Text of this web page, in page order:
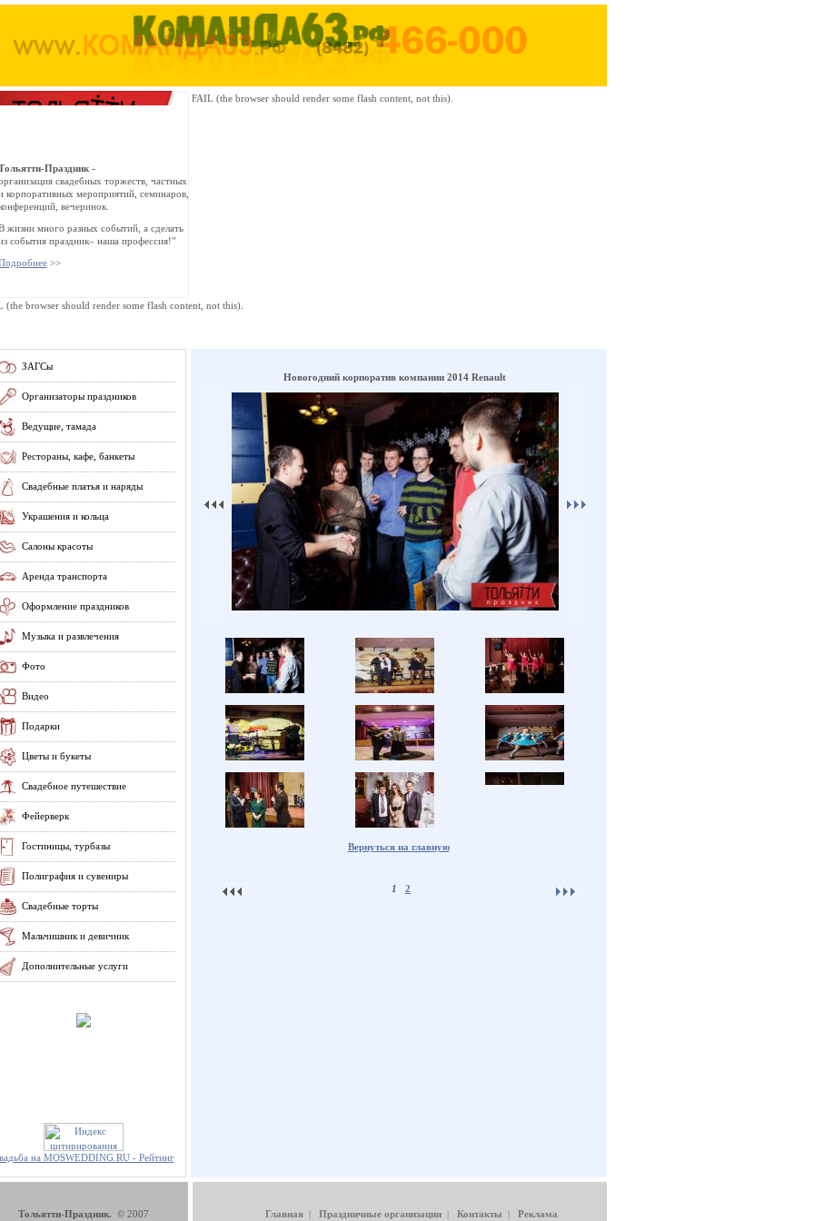
Праздник -
свадебных торжеств, частных
корпоративных мероприятий, семинаров,
вечеринок.
жизни много разных событий, а сделать
события праздник– наша профессия!"
>>
FAIL (the browser should render some flash content, not this).
(the browser should render some flash content, not this).
ЗАГСы
Организаторы праздников
Ведущие, тамада
Рестораны, кафе, банкеты
Свадебные платья и наряды
Украшения и кольца
Салоны красоты
Аренда транспорта
Оформление праздников
Музыка и развлечения
Фото
Видео
Подарки
Цветы и букеты
Свадебное путешествие
Фейерверк
Гостиницы, турбазы
Полиграфия и сувениры
Свадебные торты
Мальчишник и девичник
Дополнительные услуги
на MOSWEDDING.RU - Рейтинг
Новогодний корпоратив компании 2014 Renault
Вернуться на главную
1 2
Тольятти-Праздник. © 2007 Главная| Праздничные организации| Контакты | Реклама